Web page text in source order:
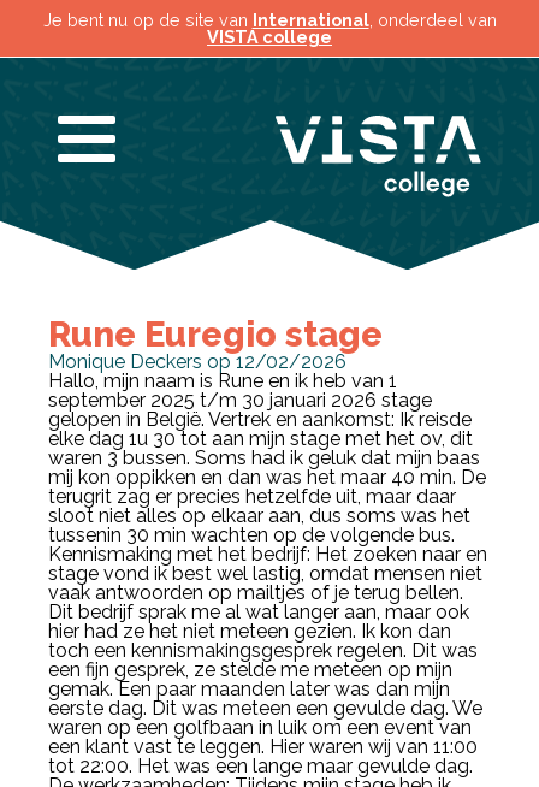
Je bent nu op de site van International, onderdeel van
VISTA college
Rune Euregio stage
Monique Deckers op 12/02/2026
Hallo, mijn naam is Rune en ik heb van 1
september 2025 t/m 30 januari 2026 stage
gelopen in België. Vertrek en aankomst: Ik reisde
elke dag 1u 30 tot aan mijn stage met het ov, dit
waren 3 bussen. Soms had ik geluk dat mijn baas
mij kon oppikken en dan was het maar 40 min. De
terugrit zag er precies hetzelfde uit, maar daar
sloot niet alles op elkaar aan, dus soms was het
tussenin 30 min wachten op de volgende bus.
Kennismaking met het bedrijf: Het zoeken naar en
stage vond ik best wel lastig, omdat mensen niet
vaak antwoorden op mailtjes of je terug bellen.
Dit bedrijf sprak me al wat langer aan, maar ook
hier had ze het niet meteen gezien. Ik kon dan
toch een kennismakingsgesprek regelen. Dit was
een fijn gesprek, ze stelde me meteen op mijn
gemak. Een paar maanden later was dan mijn
eerste dag. Dit was meteen een gevulde dag. We
waren op een golfbaan in luik om een event van
een klant vast te leggen. Hier waren wij van 11:00
tot 22:00. Het was een lange maar gevulde dag.